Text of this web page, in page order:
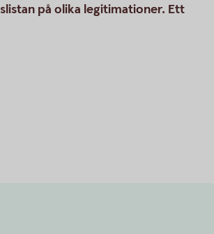
på olika legitimationer. Ett